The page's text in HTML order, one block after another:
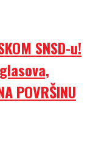
SNSD-u!
POVRŠINU